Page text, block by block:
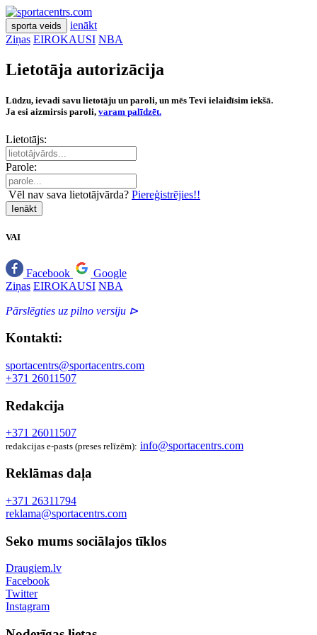
sporta veids
ienākt
Ziņas EIROKAUSI NBA
Lietotāja autorizācija
Lūdzu, ievadi savu lietotāju un paroli, un mēs Tevi ielaidīsim iekšā.
Ja esi aizmirsis paroli, varam palīdzēt.
Lietotājs:
Parole:
Vēl nav sava lietotājvārda? Piereģistrējies!!
Ienākt
VAI
Facebook
Google
Ziņas EIROKAUSI NBA
Pārslēgties uz pilno versiju ⊳
Kontakti:
sportacentrs@sportacentrs.com
+371 26011507
Redakcija
+371 26011507
redakcijas e-pasts (preses relīzēm): info@sportacentrs.com
Reklāmas daļa
+371 26311794
reklama@sportacentrs.com
Seko mums sociālajos tīklos
Draugiem.lv
Facebook
Twitter
Instagram